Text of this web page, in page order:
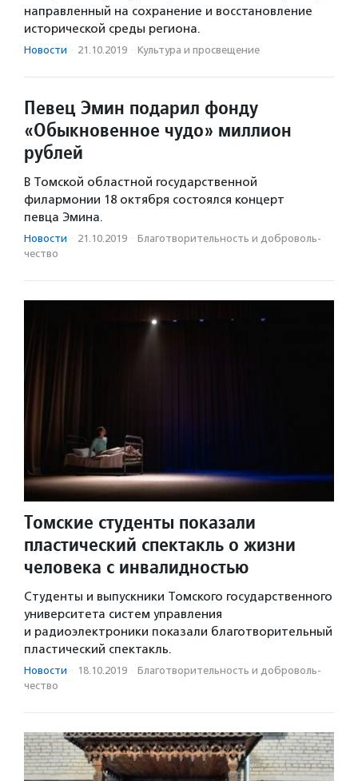
направленный на сохранение и восстановление
исторической среды региона.
Новости · 21.10.2019 · Культура и просвещение
Певец Эмин подарил фонду
«Обыкновенное чудо» миллион
рублей
В Томской областной государственной
филармонии 18 октября состоялся концерт
певца Эмина.
Новости · 21.10.2019 · Благотвори­тель­ность и доброволь­
чест­во
Томские студенты показали
пластический спектакль о жизни
человека с инвалидностью
Студенты и выпускники Томского государственного
университета систем управления
и радиоэлектроники показали благотворительный
пластический спектакль.
Новости · 18.10.2019 · Благотвори­тель­ность и доброволь­
чест­во